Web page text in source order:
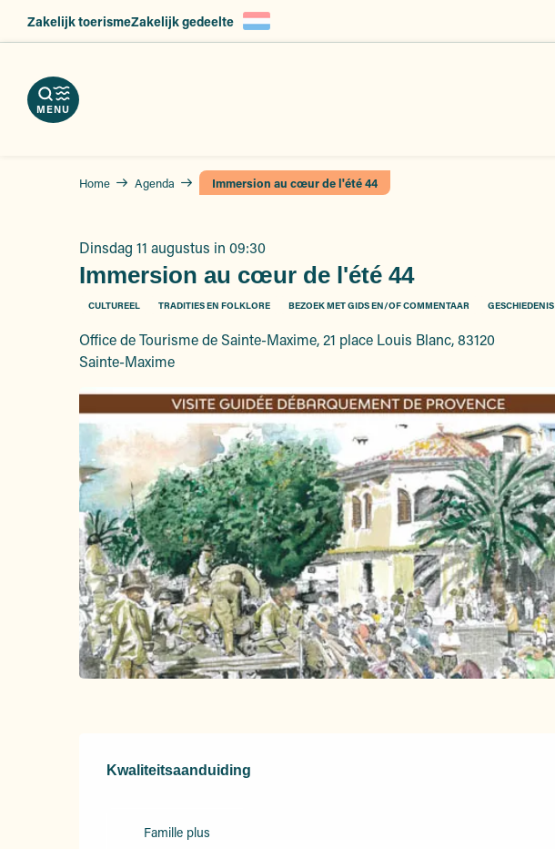
principal
Zakelijk toerismeZakelijk gedeelte
MENU
Home Agenda Immersion au cœur de l'été 44
Dinsdag 11 augustus in 09:30
Immersion au cœur de l'été 44
CULTUREEL TRADITIES EN FOLKLORE BEZOEK MET GIDS EN/OF COMMENTAAR GESCHIEDENIS
Office de Tourisme de Sainte-Maxime, 21 place Louis Blanc, 83120
Sainte-Maxime
Dienstverlening
Kwaliteitsaanduiding
Kwaliteitsaanduiding
Famille plus